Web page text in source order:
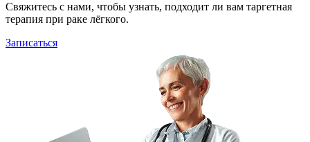
Свяжитесь с нами, чтобы узнать, подходит ли вам таргетная
терапия при раке лёгкого.
Записаться